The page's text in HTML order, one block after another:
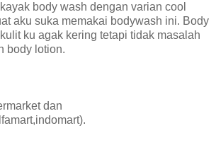
body wash dengan varian cool
aku suka memakai bodywash ini. Body
ku agak kering tetapi tidak masalah
body lotion.
dan